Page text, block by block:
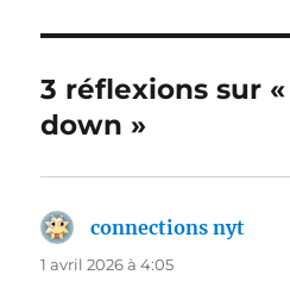
3 réflexions sur
down »
connections nyt
1 avril 2026 à 4:05